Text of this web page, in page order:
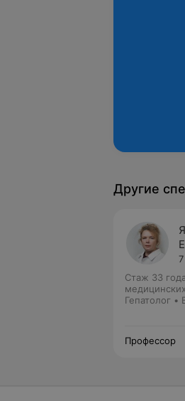
Другие
Стаж 33 года
Гепатолог
Профессор